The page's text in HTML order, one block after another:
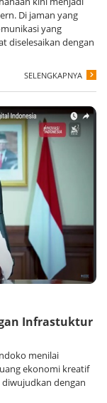
Di jaman yang
yang
diselesaikan dengan
SELENGKAPNYA
Infrastuktur
menilai
ekonomi kreatif
dengan